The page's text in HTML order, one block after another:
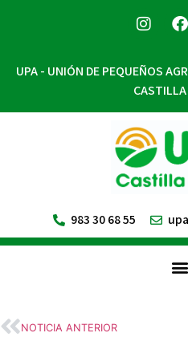
UPA - UNIÓN DE PEQUEÑOS
983 30 68 55
NOTICIA ANTERIOR